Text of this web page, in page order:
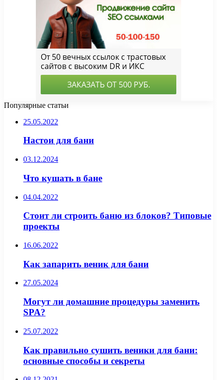
Популярные статьи
25.05.2022
Настои для бани
03.12.2024
Что кушать в бане
04.04.2022
Стоит ли строить баню из блоков? Типовые
проекты
16.06.2022
Как запарить веник для бани
27.05.2024
Могут ли домашние процедуры заменить
SPA?
25.07.2022
Как правильно сушить веники для бани:
основные способы и секреты